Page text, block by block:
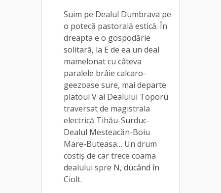
Suim pe Dealul Dumbrava pe
o potecă pastorală estică. În
dreapta e o gospodărie
solitară, la E de ea un deal
mamelonat cu câteva
paralele brâie calcaro-
geezoase sure, mai departe
platoul V al Dealului Toporu
traversat de magistrala
electrică Tihău-Surduc-
Dealul Mesteacăn-Boiu
Mare-Buteasa… Un drum
costiș de car trece coama
dealului spre N, ducând în
Ciolt.